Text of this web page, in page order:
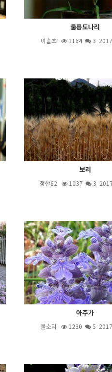
울릉도나리
이슬초 1164 3
보리
청산62 1037 3
아주가
물소리 1230 5